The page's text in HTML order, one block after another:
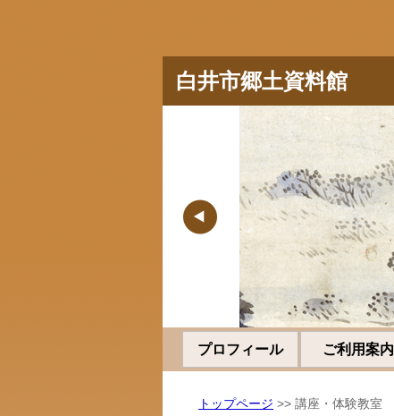
白井市郷土資料館
プロフィール ご利用案内
トップページ >> 講座・体験教室